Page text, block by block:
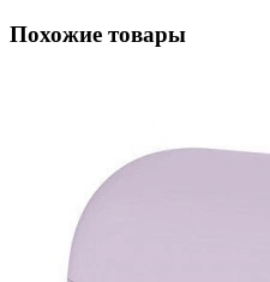
Похожие товары